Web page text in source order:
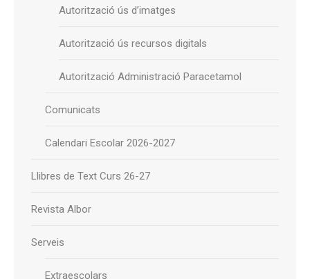
Autorització ús d’imatges
Autorització ús recursos digitals
Autorització Administració Paracetamol
Comunicats
Calendari Escolar 2026-2027
Llibres de Text Curs 26-27
Revista Albor
Serveis
Extraescolars